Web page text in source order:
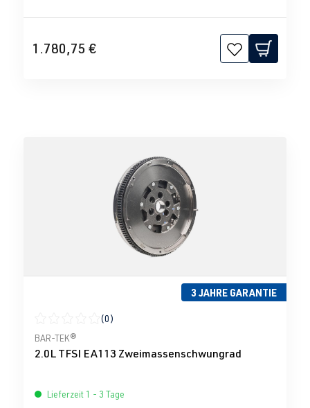
1.780,75 €
3 JAHRE GARANTIE
Durchschnittliche Bewertung von 0 von 5 Sternen
(0)
BAR-TEK®
2.0L TFSI EA113 Zweimassenschwungrad
Lieferzeit 1 - 3 Tage